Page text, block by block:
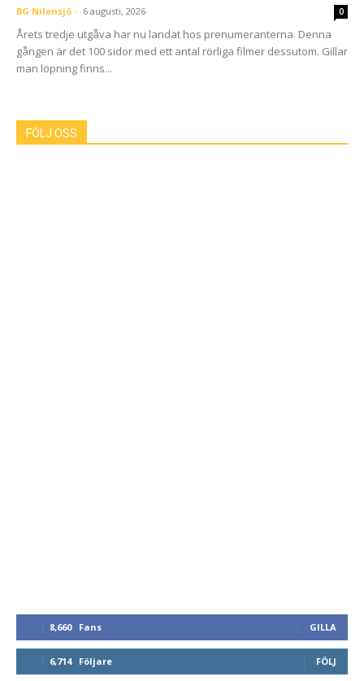
BG Nilensjö - 6 augusti, 2026 0
Årets tredje utgåva har nu landat hos prenumeranterna. Denna
gången är det 100 sidor med ett antal rörliga filmer dessutom. Gillar
man löpning finns...
FÖLJ OSS
8,660 Fans GILLA
6,714 Följare FÖLJ